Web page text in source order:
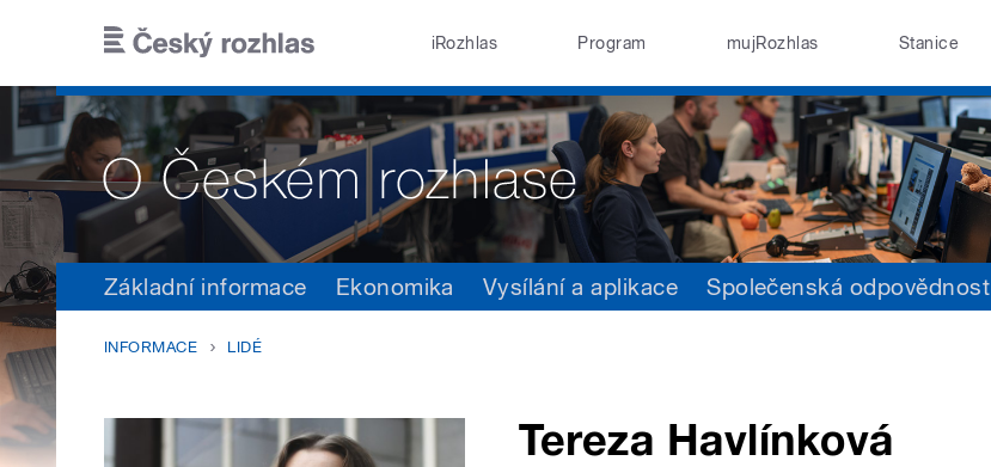
iRozhlas Program mujRozhlas Stanice
Základní informace Ekonomika Vysílání a aplikace Společenská odpovědnost
INFORMACE LIDÉ
Tereza Havlínková